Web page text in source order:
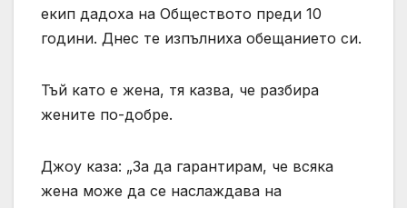
екип дадоха на Обществото преди 10
години. Днес те изпълниха обещанието си.
Тъй като е жена, тя казва, че разбира
жените по-добре.
Джоу каза: „За да гарантирам, че всяка
жена може да се наслаждава на